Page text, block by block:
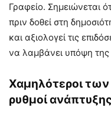
Γραφείο. Σημειώνεται
πριν δοθεί στη
και αξιολογεί τις
να λαμβάνει υπόψη της
Χαμηλότεροι
ρυθμοί ανάπτυξης